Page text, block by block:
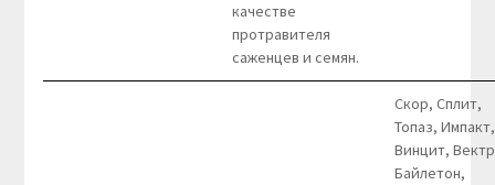
качестве
протравителя
саженцев и семян.
Скор, Сплит,
Топаз, Импакт,
Винцит,
Байлетон,